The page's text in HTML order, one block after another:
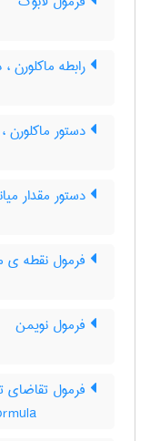
رابطه ماکلورن
دستور ماکلورن
دستور مقدار
فرمول نقطه ی
فرمول نویمن
فرمول